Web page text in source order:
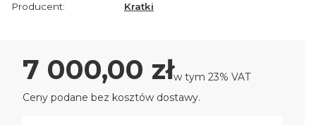
Producent:
Kratki
Cena
7 000,00 złw tym 23% VAT
w tym 23% VAT
Ceny podane bez kosztów dostawy.